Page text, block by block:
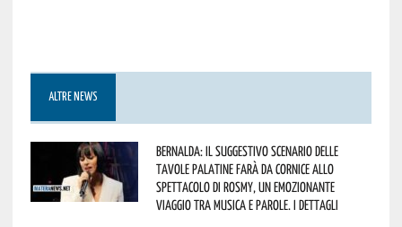
ALTRE NEWS
Bernalda: il suggestivo scenario delle
Tavole Palatine farà da cornice allo
spettacolo di Rosmy, un emozionante
viaggio tra musica e parole. I dettagli